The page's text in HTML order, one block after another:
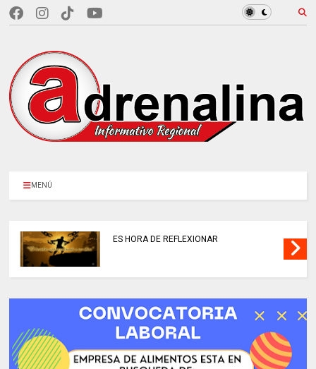
MENÚ
ES HORA DE REFLEXIONAR